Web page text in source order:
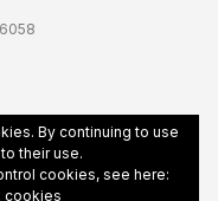
By continuing to use
their use.
cookies, see here:
cookies